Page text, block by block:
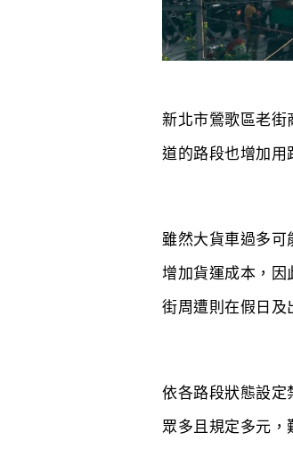
新北市鶯歌區老街
道的路段也增加用
雖然大貨車過多
增加貨運成本，因
街周遭則在假日及
依各路段狀態設定
眾多且規定多元，